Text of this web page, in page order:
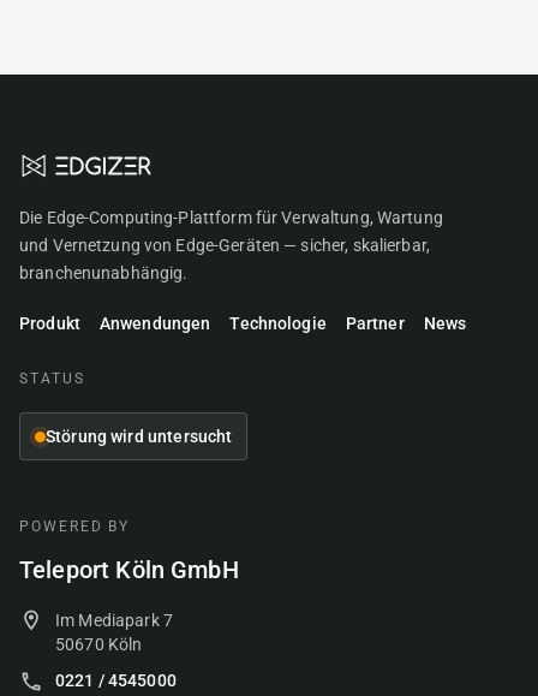
Die Edge-Computing-Plattform für Verwaltung, Wartung
und Vernetzung von Edge-Geräten — sicher, skalierbar,
branchenunabhängig.
Produkt Anwendungen Technologie Partner News
STATUS
Störung wird untersucht
POWERED BY
Teleport Köln GmbH
Im Mediapark 7
50670 Köln
0221 / 4545000